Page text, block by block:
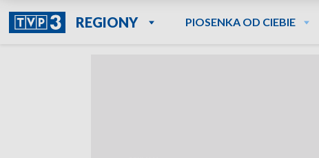
REGIONY PIOSENKA OD CIEBIE